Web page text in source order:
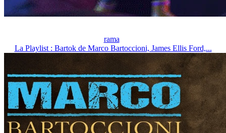
rama
La Playlist : Bartok de Marco Bartoccioni, James Ellis Ford,...